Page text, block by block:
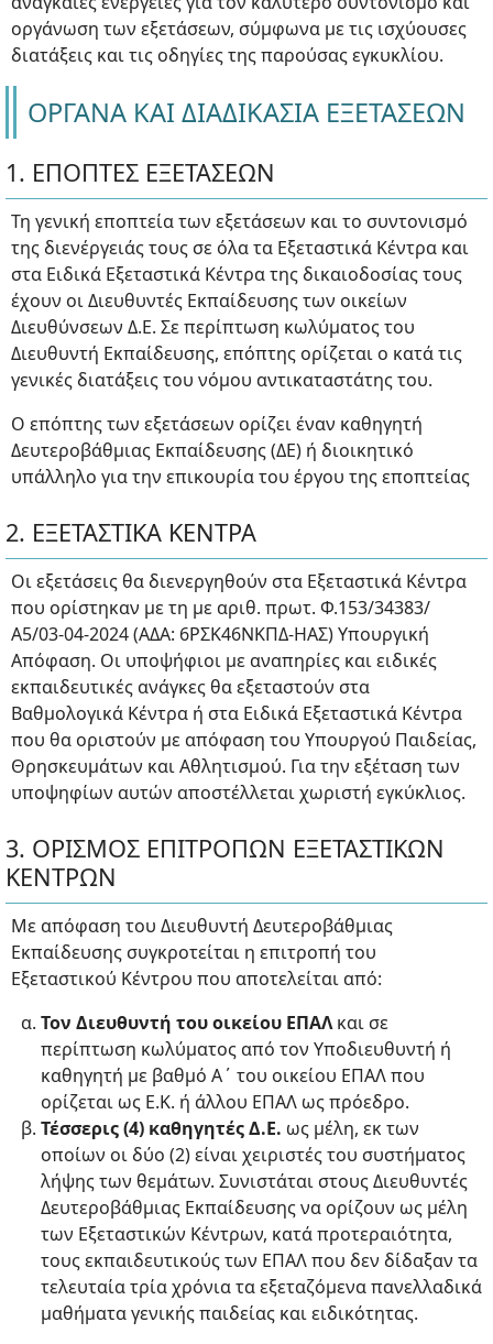
οργάνωση των εξετάσεων, σύμφωνα με τις ισχύουσες
διατάξεις και τις οδηγίες της παρούσας εγκυκλίου.
ΟΡΓΑΝΑ ΚΑΙ ΔΙΑΔΙΚΑΣΙΑ ΕΞΕΤΑΣΕΩΝ
1. ΕΠΟΠΤΕΣ ΕΞΕΤΑΣΕΩΝ
Τη γενική εποπτεία των εξετάσεων και το συντονισμό
της διενέργειάς τους σε όλα τα Εξεταστικά Κέντρα και
στα Ειδικά Εξεταστικά Κέντρα της δικαιοδοσίας τους
έχουν οι Διευθυντές Εκπαίδευσης των οικείων
Διευθύνσεων Δ.Ε. Σε περίπτωση κωλύματος του
Διευθυντή Εκπαίδευσης, επόπτης ορίζεται ο κατά τις
γενικές διατάξεις του νόμου αντικαταστάτης του.
Ο επόπτης των εξετάσεων ορίζει έναν καθηγητή
Δευτεροβάθμιας Εκπαίδευσης (ΔΕ) ή διοικητικό
υπάλληλο για την επικουρία του έργου της εποπτείας
2. ΕΞΕΤΑΣΤΙΚΑ ΚΕΝΤΡΑ
Οι εξετάσεις θα διενεργηθούν στα Εξεταστικά Κέντρα
που ορίστηκαν με τη με αριθ. πρωτ. Φ.153/34383/
Α5/03-04-2024 (ΑΔΑ: 6ΡΣΚ46ΝΚΠΔ-ΗΑΣ) Υπουργική
Απόφαση. Οι υποψήφιοι με αναπηρίες και ειδικές
εκπαιδευτικές ανάγκες θα εξεταστούν στα
Βαθμολογικά Κέντρα ή στα Ειδικά Εξεταστικά Κέντρα
που θα οριστούν με απόφαση του Υπουργού Παιδείας,
Θρησκευμάτων και Αθλητισμού. Για την εξέταση των
υποψηφίων αυτών αποστέλλεται χωριστή εγκύκλιος.
3. ΟΡΙΣΜΟΣ ΕΠΙΤΡΟΠΩΝ ΕΞΕΤΑΣΤΙΚΩΝ
ΚΕΝΤΡΩΝ
Με απόφαση του Διευθυντή Δευτεροβάθμιας
Εκπαίδευσης συγκροτείται η επιτροπή του
Εξεταστικού Κέντρου που αποτελείται από:
Τον Διευθυντή του οικείου ΕΠΑΛκαι σε
περίπτωση κωλύματος από τον Υποδιευθυντή ή
καθηγητή με βαθμό Α΄ του οικείου ΕΠΑΛ που
ορίζεται ως Ε.Κ. ή άλλου ΕΠΑΛ ως πρόεδρο.
Τέσσερις (4) καθηγητές Δ.Ε. ως μέλη, εκ των
οποίων οι δύο (2) είναι χειριστές του συστήματος
λήψης των θεμάτων. Συνιστάται στους Διευθυντές
Δευτεροβάθμιας Εκπαίδευσης να ορίζουν ως μέλη
των Εξεταστικών Κέντρων, κατά προτεραιότητα,
τους εκπαιδευτικούς των ΕΠΑΛ που δεν δίδαξαν τα
τελευταία τρία χρόνια τα εξεταζόμενα πανελλαδικά
μαθήματα γενικής παιδείας και ειδικότητας.